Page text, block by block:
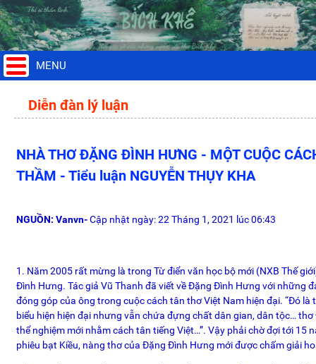
MENU
Diễn đàn lý luận
NHÀ THƠ ĐẶNG ĐÌNH HƯNG - MỘT CUỘC
THẦM - Tiểu luận NGUYỄN THỤY KHA
NGUỒN: Vanvn-Cập nhật ngày: 22 Tháng 1, 2021 lúc 06:43
1. Năm 2005 rất mừng là trong Từ điển văn học bộ mới (NXB Thế
Đình Hưng. Tác giả Vũ Thanh đã viết về Đặng Đình Hưng với những
đóng góp của ông trong cuộc cách tân thơ Việt Nam hiện đại. “Đó là
biểu hiện hiện đại nhưng vẫn chứa đựng chất dân gian, dân tộc…
thể nghiệm mới nhằm cách tân tiếng Việt…”. Vậy phải chờ đợi tới 15
phiêu bạt Kiều, nàng thơ của Đặng Đình Hưng mới được chấm giải